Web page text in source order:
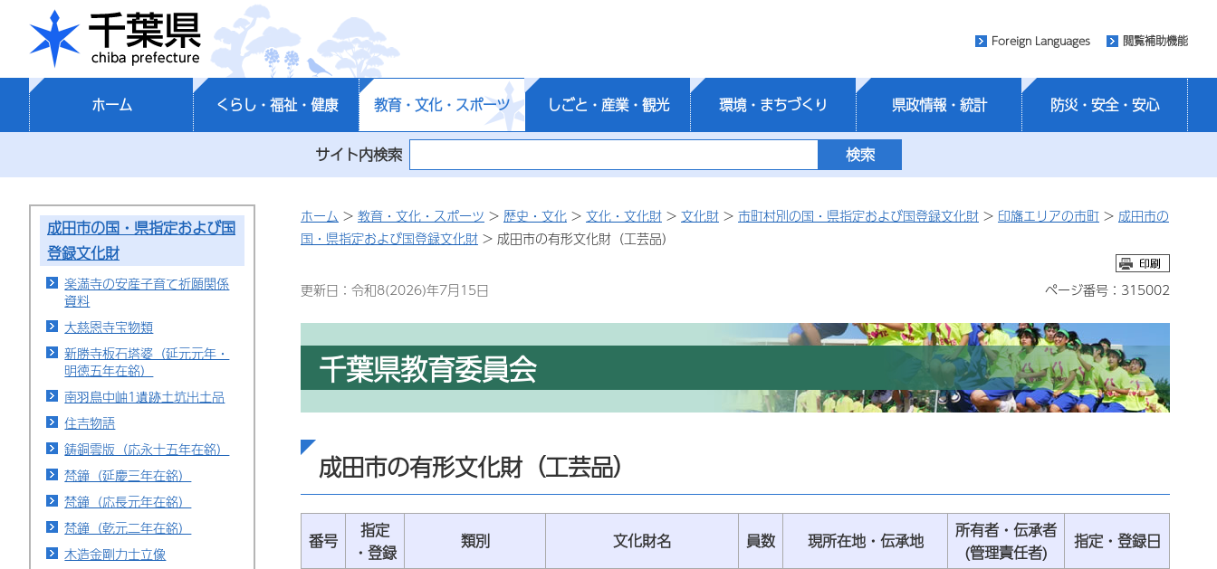
千葉県
Foreign Languages 閲覧補助機能
ホーム くらし・福祉・健康 教育・文化・スポーツ しごと・産業・観光 環境・まちづくり 県政情報・統計 防災・安全・安心
サイト内検索
成田市の国・県指定および国
登録文化財
楽満寺の安産子育て祈願関係
資料
大慈恩寺宝物類
新勝寺板石塔婆（延元元年・
明徳五年在銘）
南羽鳥中岫1遺跡土坑出土品
住吉物語
鋳銅雲版（応永十五年在銘）
梵鐘（延慶三年在銘）
梵鐘（応長元年在銘）
梵鐘（乾元二年在銘）
木造金剛力士立像
ホーム > 教育・文化・スポーツ > 歴史・文化 > 文化・文化財 > 文化財 > 市町村別の国・県指定および国登録文化財 > 印旛エリアの市町 > 成田市の
国・県指定および国登録文化財 > 成田市の有形文化財（工芸品）
更新日：令和8(2026)年7月15日 ページ番号：315002
千葉県教育委員会
成田市の有形文化財（工芸品）
番号
指定
・登録
類別 文化財名 員数 現所在地・伝承地
所有者・伝承者
(管理責任者)
指定・登録日